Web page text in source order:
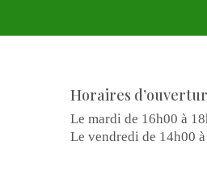
Horaires
Le mardi de 16h00 à
Le vendredi de 14h00